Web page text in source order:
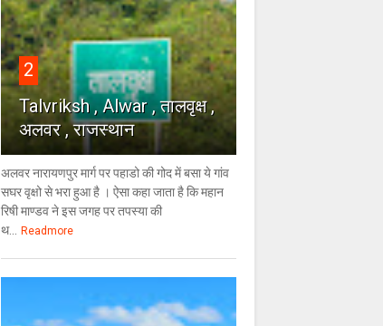
2
Talvriksh , Alwar , तालवृक्ष ,
अलवर , राजस्थान
अलवर नारायणपुर मार्ग पर पहाडो की गोद में बसा ये गांव
सघर वृक्षो से भरा हुआ है । ऐसा कहा जाता है कि महान
रिषी माण्डव ने इस जगह पर तपस्या की
थ...
Readmore